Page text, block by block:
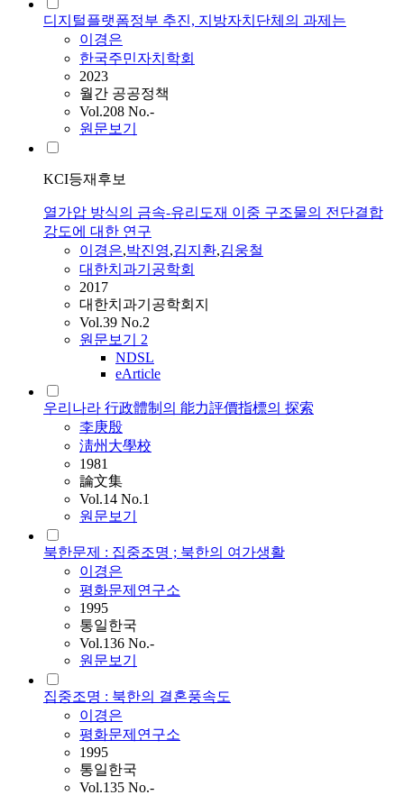
디지털플랫폼정부 추진, 지방자치단체의 과제는
이경은
한국주민자치학회
2023
월간 공공정책
Vol.208 No.-
원문보기
KCI등재후보
열가압 방식의 금속-유리도재 이중 구조물의 전단결합
강도에 대한 연구
이경은,박진영,김지환,김웅철
대한치과기공학회
2017
대한치과기공학회지
Vol.39 No.2
원문보기 2
NDSL
eArticle
우리나라 行政體制의 能力評價指標의 探索
李庚殷
淸州大學校
1981
論文集
Vol.14 No.1
원문보기
북한문제 : 집중조명 ; 북한의 여가생활
이경은
평화문제연구소
1995
통일한국
Vol.136 No.-
원문보기
집중조명 : 북한의 결혼풍속도
이경은
평화문제연구소
1995
통일한국
Vol.135 No.-